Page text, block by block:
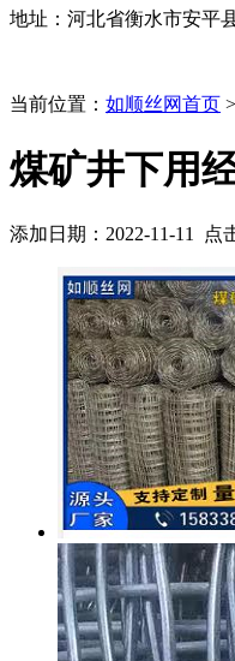
地址：河北省衡水市安平
当前位置： 如顺丝网首页 >
煤矿井下用
添加日期：2022-11-11 点